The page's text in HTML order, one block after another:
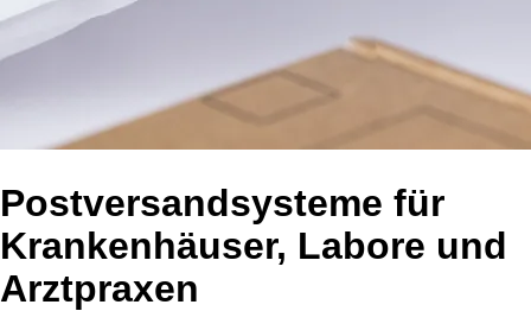
Postversandsysteme für
Krankenhäuser, Labore und
Arztpraxen